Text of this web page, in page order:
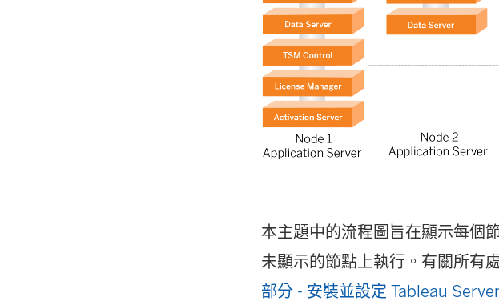
本主題中的流程圖旨在顯示每個
未顯示的節點上執行。有關所有
部分 - 安裝並設定 Tableau